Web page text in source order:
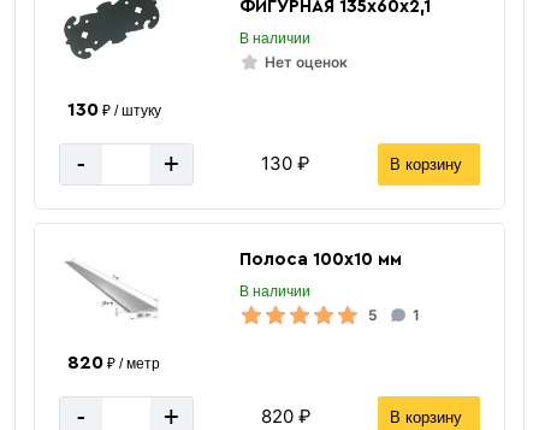
ФИГУРНАЯ 135х60х2,1
В наличии
Нет оценок
130₽ / штуку
- + 130 ₽ В корзину
Полоса 100х10 мм
В наличии
5 1
820₽ / метр
- + 820 ₽ В корзину
«В корзину»
«Быстрый заказ»